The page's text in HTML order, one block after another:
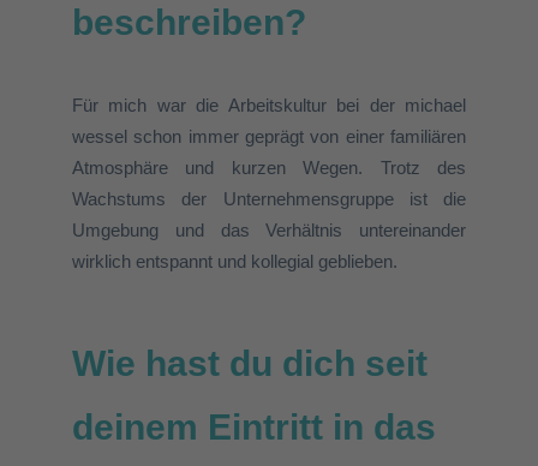
beschreiben?
Für mich war die Arbeitskultur bei der michael
wesselschon immergeprägt von einer familiären
Atmosphäre und kurzen Wegen. Trotz des
Wachstums der Unternehmensgruppe ist die
Umgebung und das Verhältnis untereinander
wirklich entspannt und kollegial geblieben.
Wie hast du dich seit
deinem Eintritt in das